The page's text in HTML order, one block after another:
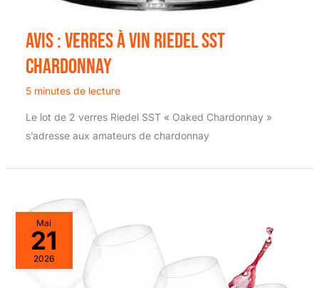
Avis : verres à vin Riedel SST
chardonnay
5 minutes de lecture
Le lot de 2 verres Riedel SST « Oaked Chardonnay »
s’adresse aux amateurs de chardonnay
Mai
21
2026